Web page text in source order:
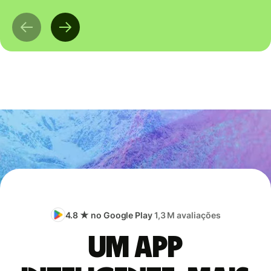
4.8 ★ no Google Play1,3 M avaliações
Um app